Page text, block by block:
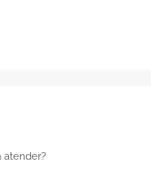
atender?